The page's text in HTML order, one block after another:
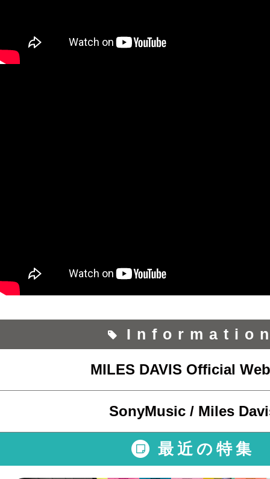
MILES DAVIS Official
SonyMusic / Miles
最近の特集